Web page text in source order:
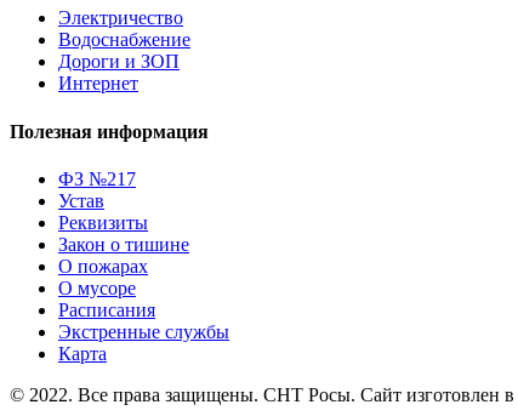
Электричество
Водоснабжение
Дороги и ЗОП
Интернет
Полезная информация
ФЗ №217
Устав
Реквизиты
Закон о тишине
О пожарах
О мусоре
Расписания
Экстренные службы
Карта
© 2022. Все права защищены. СНТ Росы. Сайт изготовлен в